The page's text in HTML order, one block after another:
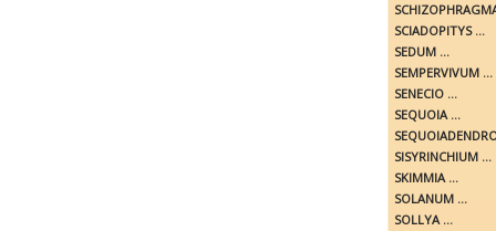
SCIADOPITYS ...
SEDUM ...
SEMPERVIVUM ...
SENECIO ...
SEQUOIA ...
SISYRINCHIUM ...
SKIMMIA ...
SOLANUM ...
SOLLYA ...